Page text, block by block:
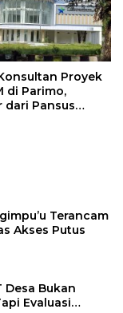
Proyek
di Parimo,
dari Pansus
Terancam
Akses Putus
Desa Bukan
Evaluasi